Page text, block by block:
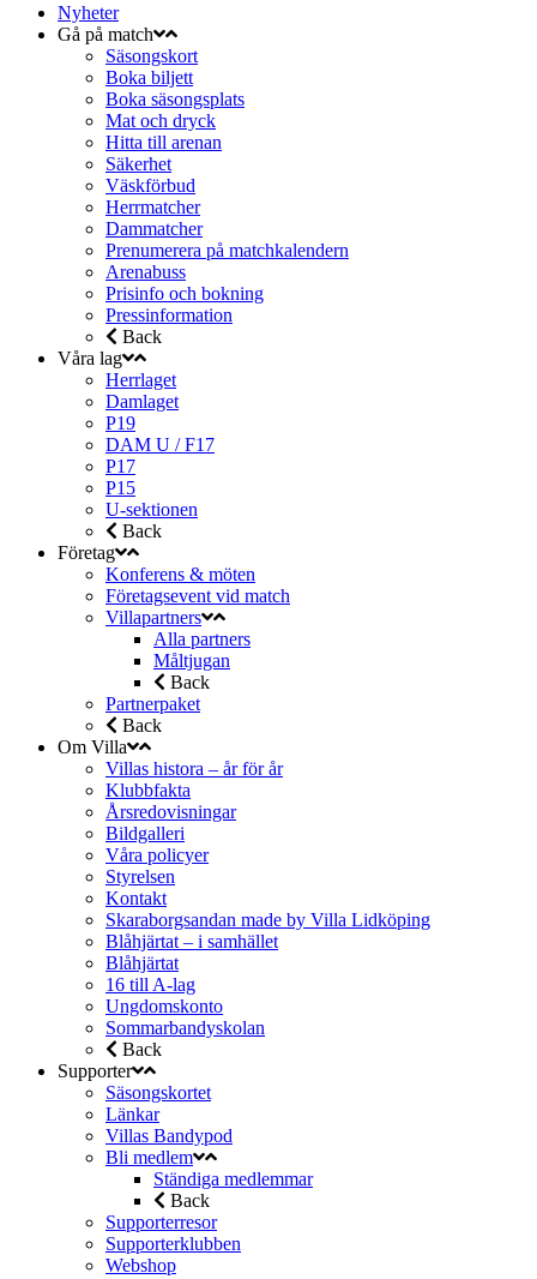
Nyheter
Gå på match
Säsongskort
Boka biljett
Boka säsongsplats
Mat och dryck
Hitta till arenan
Säkerhet
Väskförbud
Herrmatcher
Dammatcher
Prenumerera på matchkalendern
Arenabuss
Prisinfo och bokning
Pressinformation
Back
Våra lag
Herrlaget
Damlaget
P19
DAM U / F17
P17
P15
U-sektionen
Back
Företag
Konferens & möten
Företagsevent vid match
Villapartners
Alla partners
Måltjugan
Back
Partnerpaket
Back
Om Villa
Villas histora – år för år
Klubbfakta
Årsredovisningar
Bildgalleri
Våra policyer
Styrelsen
Kontakt
Skaraborgsandan made by Villa Lidköping
Blåhjärtat – i samhället
Blåhjärtat
16 till A-lag
Ungdomskonto
Sommarbandyskolan
Back
Supporter
Säsongskortet
Länkar
Villas Bandypod
Bli medlem
Ständiga medlemmar
Back
Supporterresor
Supporterklubben
Webshop